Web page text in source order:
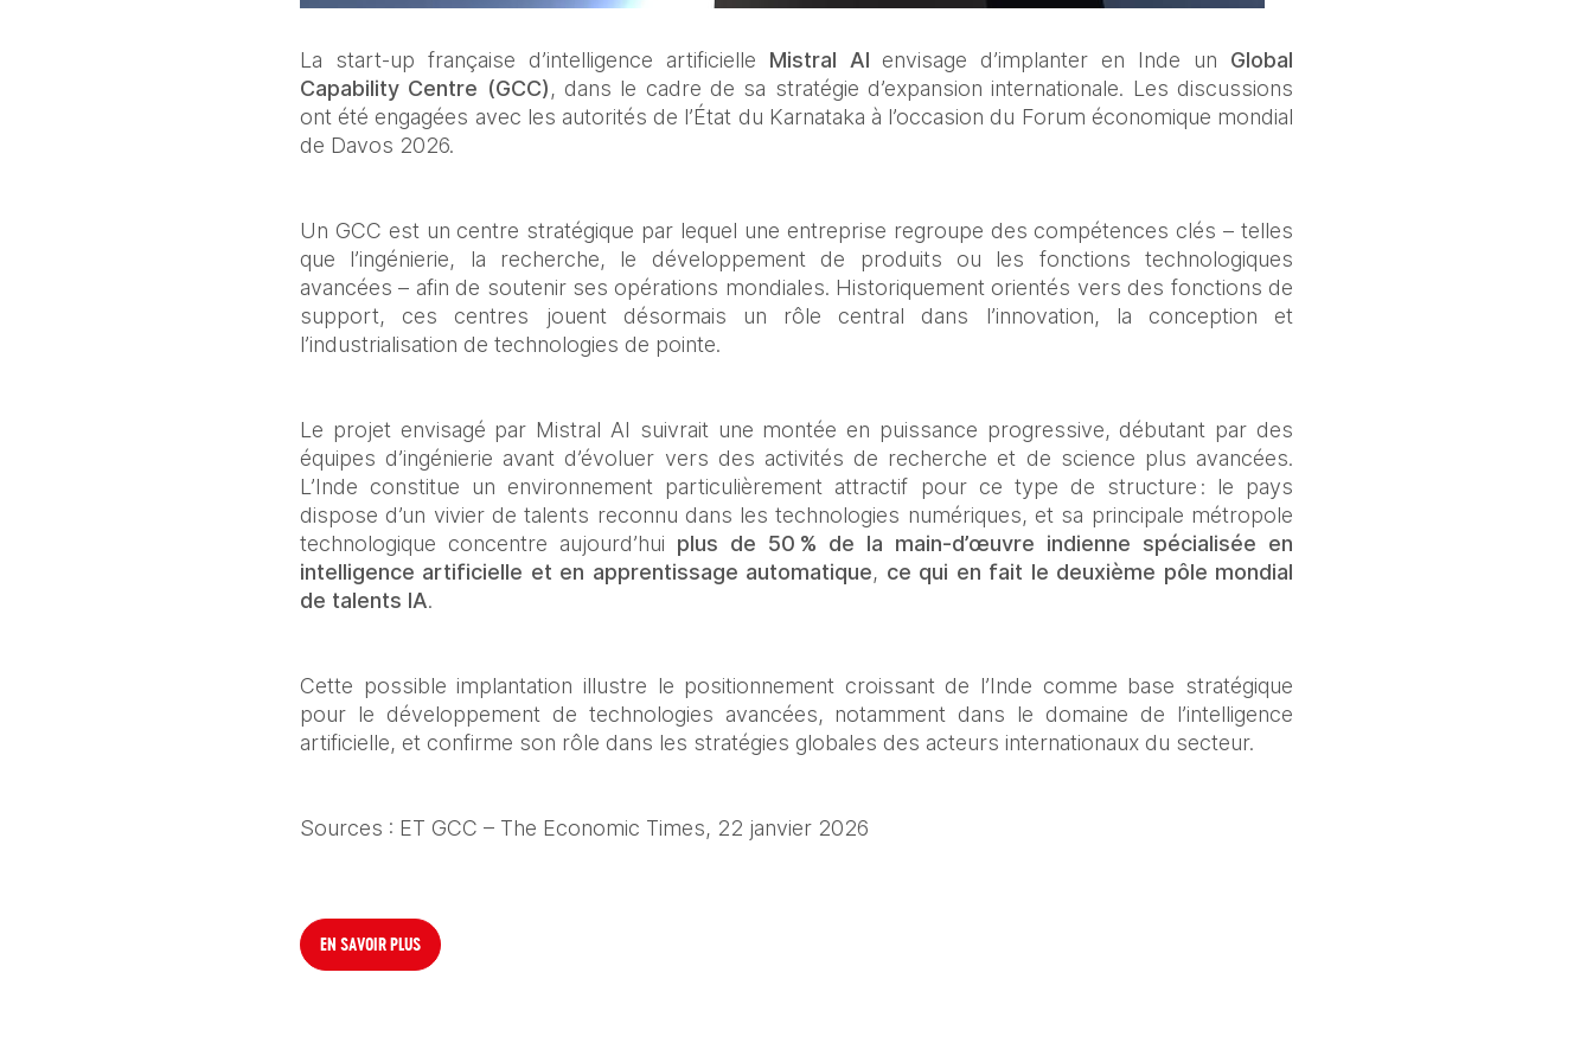
La start‑up française d’intelligence artificielle Mistral AI envisage d’implanter en Inde un Global
Capability Centre (GCC), dans le cadre de sa stratégie d’expansion internationale. Les discussions
ont été engagées avec les autorités de l’État du Karnataka à l’occasion du Forum économique mondial
de Davos 2026.
Un GCC est un centre stratégique par lequel une entreprise regroupe des compétences clés – telles
que l’ingénierie, la recherche, le développement de produits ou les fonctions technologiques
avancées – afin de soutenir ses opérations mondiales. Historiquement orientés vers des fonctions de
support, ces centres jouent désormais un rôle central dans l’innovation, la conception et
l’industrialisation de technologies de pointe.
Le projet envisagé par Mistral AI suivrait une montée en puissance progressive, débutant par des
équipes d’ingénierie avant d’évoluer vers des activités de recherche et de science plus avancées.
L’Inde constitue un environnement particulièrement attractif pour ce type de structure : le pays
dispose d’un vivier de talents reconnu dans les technologies numériques, et sa principale métropole
technologique concentre aujourd’hui plus de 50 % de la main‑d’œuvre indienne spécialisée en
intelligence artificielle et en apprentissage automatique, ce qui en fait le deuxième pôle mondial
de talents IA.
Cette possible implantation illustre le positionnement croissant de l’Inde comme base stratégique
pour le développement de technologies avancées, notamment dans le domaine de l’intelligence
artificielle, et confirme son rôle dans les stratégies globales des acteurs internationaux du secteur.
Sources : ET GCC – The Economic Times, 22 janvier 2026
EN SAVOIR PLUS